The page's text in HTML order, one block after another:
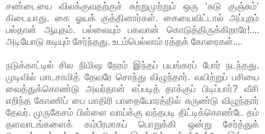
சண்டையை விலக்குவதற்குச் சுற்றுமுற்றும் ஒரு ‘சுடு குஞ்சும்’
கிடையாது. கை ஓயக் குத்தினார்கள். கையைவிட்டால் அப்புறம்
பல்தான் ஆயுதம். பல்லையும் பகவான் கொடுத்திருக்கிறாரே!....
அடியோடு கடியும் சேர்ந்தது. உடம்பெல்லாம் ரத்தக் கோரைகள்....
நடுக்காட்டில் சில நிமிஷ நேரம் இந்தப் பயங்கரப் போர் நடந்தது.
முடிவில் மாடசாமித் தேவரே சொந்து விழுந்தார். வயிற்றுப் பசியை
வைத்துக்கொண்டு அவர்தான் எப்படித் தாக்குப் பிடிப்பார்? வீசி
எறிந்த கோணிப் பை மாதிரி பாதையோரத்தில் சுருண்டு விழுந்தார்
தேவர். முருகேசம் பிள்ளை வாய்க்கு வந்தபடி திட்டிக்கொண்டே தம்
தளவாடங்களைக் கம்பீரமாகப் பொறுக்கி ஒன்று சேர்த்துக்